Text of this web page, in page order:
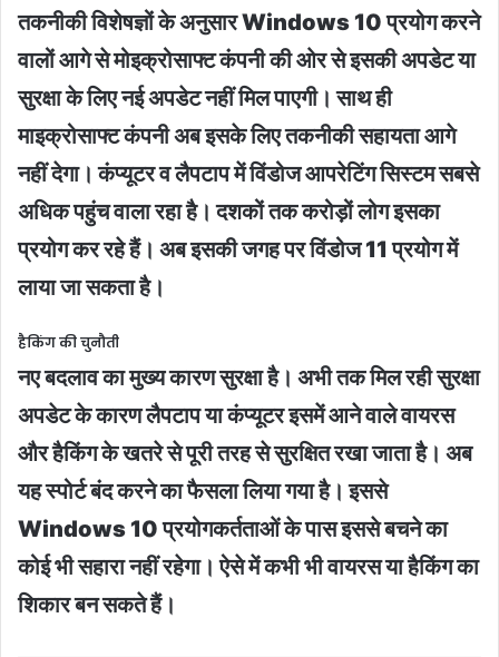
तकनीकी विशेषज्ञों के अनुसार Windows 10 प्रयोग करने
वालों आगे से मोइक्रोसाफ्ट कंपनी की ओर से इसकी अपडेट या
सुरक्षा के लिए नई अपडेट नहीं मिल पाएगी। साथ ही
माइक्रोसाफ्ट कंपनी अब इसके लिए तकनीकी सहायता आगे
नहीं देगा। कंप्यूटर व लैपटाप में विंडोज आपरेटिंग सिस्टम सबसे
अधिक पहुंच वाला रहा है। दशकों तक करोड़ों लोग इसका
प्रयोग कर रहे हैं। अब इसकी जगह पर विंडोज 11 प्रयोग में
लाया जा सकता है।
हैकिंग की चुनौती
नए बदलाव का मुख्य कारण सुरक्षा है। अभी तक मिल रही सुरक्षा
अपडेट के कारण लैपटाप या कंप्यूटर इसमें आने वाले वायरस
और हैकिंग के खतरे से पूरी तरह से सुरक्षित रखा जाता है। अब
यह स्पोर्ट बंद करने का फैसला लिया गया है। इससे
Windows 10 प्रयोगकर्तताओं के पास इससे बचने का
कोई भी सहारा नहीं रहेगा। ऐसे में कभी भी वायरस या हैकिंग का
शिकार बन सकते हैं।